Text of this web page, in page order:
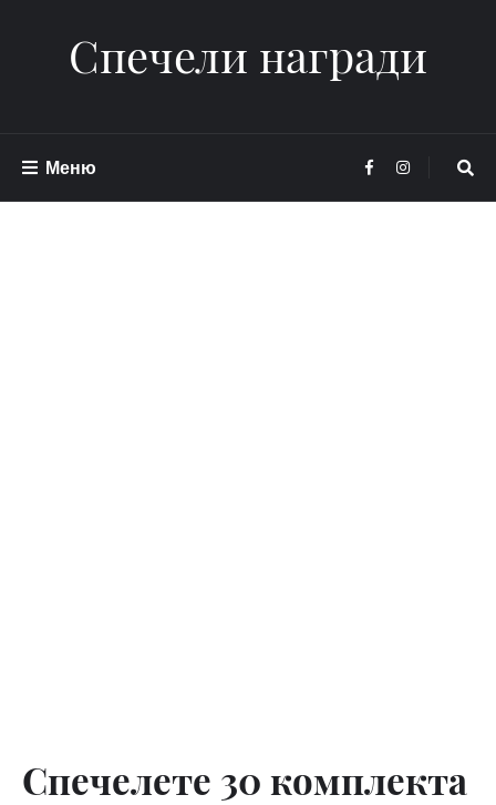
Спечели награди
Меню
Спечелете 30 комплекта